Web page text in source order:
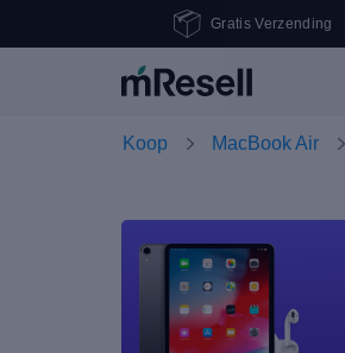
Gratis Verzending
Koop MacBook Air